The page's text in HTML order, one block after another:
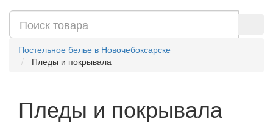
Постельное белье в Новочебоксарске
Пледы и покрывала
Пледы и покрывала